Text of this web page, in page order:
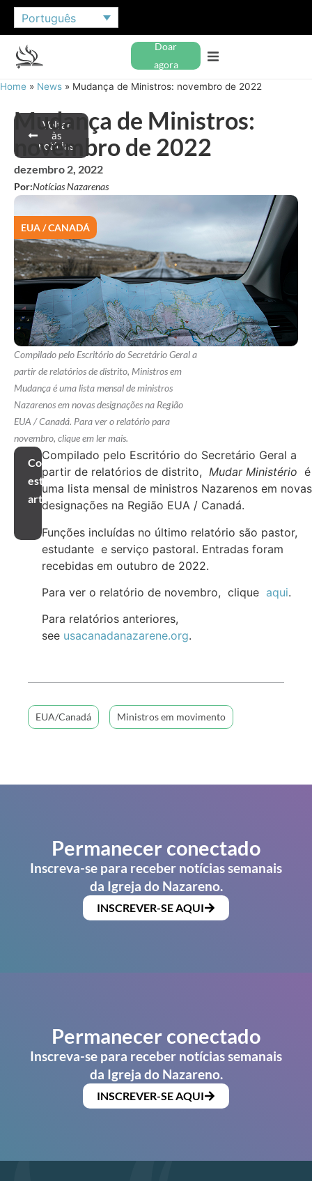
Português
Doar
agora
Home » News » Mudança de Ministros: novembro de 2022
Voltar
às
notícias
Mudança de Ministros:
novembro de 2022
dezembro 2, 2022
Por:Notícias Nazarenas
EUA / CANADÁ
Compilado pelo Escritório do Secretário Geral a
partir de relatórios de distrito, Ministros em
Mudança é uma lista mensal de ministros
Nazarenos em novas designações na Região
EUA / Canadá. Para ver o relatório para
novembro, clique em ler mais.
Compartilhar
este
artigo
Compilado pelo Escritório do Secretário Geral a
partir de relatórios de distrito, Mudar Ministério é
uma lista mensal de ministros Nazarenos em novas
designações na Região EUA / Canadá.
Funções incluídas no último relatório são pastor,
estudante e serviço pastoral. Entradas foram
recebidas em outubro de 2022.
Para ver o relatório de novembro, clique aqui.
Para relatórios anteriores,
see usacanadanazarene.org.
EUA/Canadá Ministros em movimento
Permanecer conectado
Inscreva-se para receber notícias semanais
da Igreja do Nazareno.
INSCREVER-SE AQUI
Permanecer conectado
Inscreva-se para receber notícias semanais
da Igreja do Nazareno.
INSCREVER-SE AQUI